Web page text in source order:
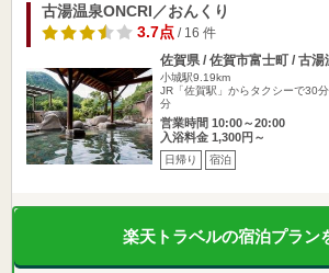
古湯温泉ONCRI／おんくり
3.7点/ 16 件
佐賀県 / 佐賀市富士町 / 古湯
小城駅9.19km
JR「佐賀駅」からタクシーで30
分
営業時間 10:00～20:00
入浴料金 1,300円～
日帰り 宿泊
楽天トラベルの宿泊プラン